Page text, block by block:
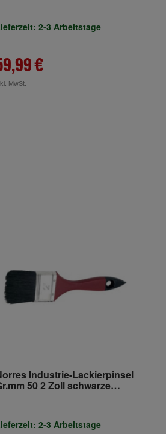
2-3 Arbeitstage
€
MwSt.
Industrie-Lackierpinsel
50 2 Zoll schwarze
2-3 Arbeitstage